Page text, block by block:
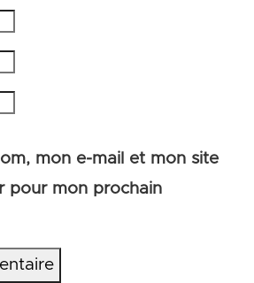
mon e-mail et mon site
pour mon prochain